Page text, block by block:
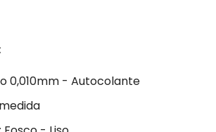
0,010mm - Autocolante